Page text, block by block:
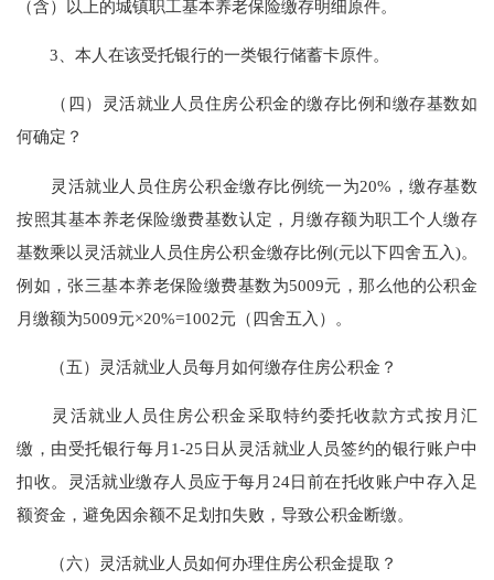
（含）以上的城镇职工基本养老保险缴存明细原件。
3、本人在该受托银行的一类银行储蓄卡原件。
（四）灵活就业人员住房公积金的缴存比例和缴存基数如
何确定？
灵活就业人员住房公积金缴存比例统一为20%，缴存基数
按照其基本养老保险缴费基数认定，月缴存额为职工个人缴存
基数乘以灵活就业人员住房公积金缴存比例(元以下四舍五入)。
例如，张三基本养老保险缴费基数为5009元，那么他的公积金
月缴额为5009元×20%=1002元（四舍五入）。
（五）灵活就业人员每月如何缴存住房公积金？
灵活就业人员住房公积金采取特约委托收款方式按月汇
缴，由受托银行每月1-25日从灵活就业人员签约的银行账户中
扣收。灵活就业缴存人员应于每月24日前在托收账户中存入足
额资金，避免因余额不足划扣失败，导致公积金断缴。
（六）灵活就业人员如何办理住房公积金提取？